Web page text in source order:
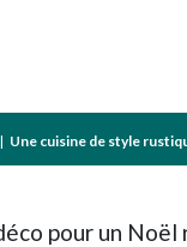
| Une cuisine de style
pour un Noël